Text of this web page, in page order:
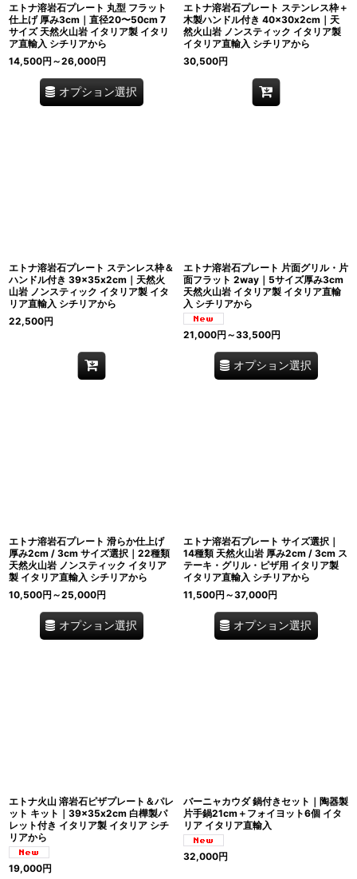
エトナ溶岩石プレート 丸型 フラット
仕上げ 厚み3cm｜直径20〜50cm 7
サイズ 天然火山岩 イタリア製 イタリ
ア直輸入 シチリアから
14,500円 ～26,000円
オプション選択
エトナ溶岩石プレート ステンレス枠＋
木製ハンドル付き 40×30x2cm｜天
然火山岩 ノンスティック イタリア製
イタリア直輸入 シチリアから
30,500円
エトナ溶岩石プレート ステンレス枠＆
ハンドル付き 39×35x2cm｜天然火
山岩 ノンスティック イタリア製 イタ
リア直輸入 シチリアから
22,500円
エトナ溶岩石プレート 片面グリル・片
面フラット 2way｜5サイズ厚み3cm
天然火山岩 イタリア製 イタリア直輸
入 シチリアから
21,000円 ～33,500円
オプション選択
エトナ溶岩石プレート 滑らか仕上げ
厚み2cm / 3cm サイズ選択｜22種類
天然火山岩 ノンスティック イタリア
製 イタリア直輸入 シチリアから
10,500円 ～25,000円
オプション選択
エトナ溶岩石プレート サイズ選択｜
14種類 天然火山岩 厚み2cm / 3cm ス
テーキ・グリル・ピザ用 イタリア製
イタリア直輸入 シチリアから
11,500円 ～37,000円
オプション選択
エトナ火山 溶岩石ピザプレート＆パレ
ット キット｜39×35x2cm 白樺製パ
レット付き イタリア製 イタリア シチ
リアから
19,000円
バーニャカウダ 鍋付きセット｜陶器製
片手鍋21cm＋フォイヨット6個 イタ
リア イタリア直輸入
32,000円